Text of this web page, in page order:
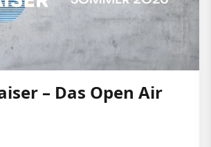
– Das Open Air